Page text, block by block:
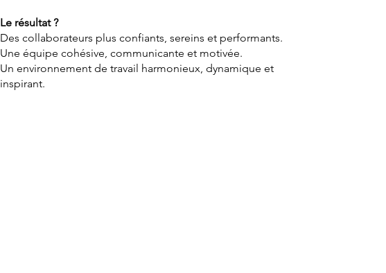
Le résultat ?
Des collaborateurs plus confiants, sereins et performants.
Une équipe cohésive, communicante et motivée.
Un environnement de travail harmonieux, dynamique et
inspirant.